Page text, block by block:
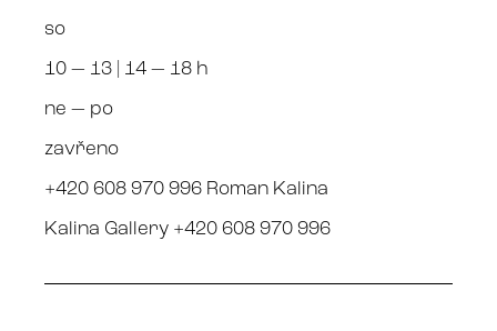
so
10 — 13 | 14 — 18 h
ne — po
zavřeno
+420 608 970 996 Roman Kalina
Kalina Gallery +420 608 970 996